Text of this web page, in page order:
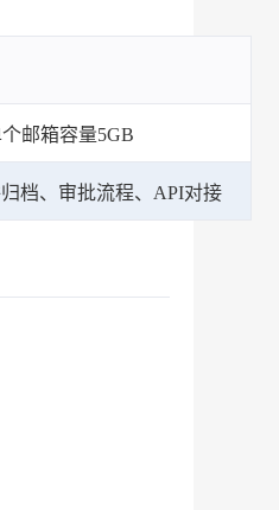
邮箱容量5GB
档、审批流程、API对接